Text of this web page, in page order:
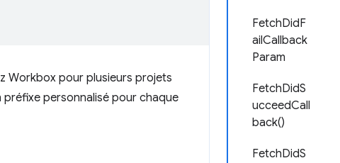
FetchDidF
ailCallback
Param
FetchDidS
ucceedCall
back()
FetchDidS
Workbox pour plusieurs projets
personnalisé pour chaque